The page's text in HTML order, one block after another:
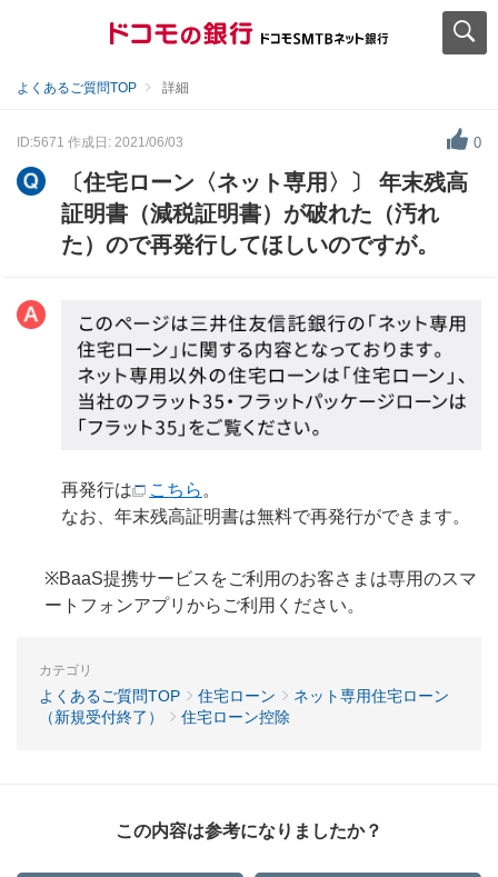
よくあるご質問TOP 詳細
ID:5671 作成日: 2021/06/03 0
〔住宅ローン〈ネット専用〉〕 年末残高
証明書（減税証明書）が破れた（汚れ
た）ので再発行してほしいのですが。
再発行は こちら 。
なお、年末残高証明書は無料で再発行ができます。
※BaaS提携サービスをご利用のお客さまは専用のスマ
ートフォンアプリからご利用ください。
カテゴリ
よくあるご質問TOP 住宅ローン
ネット専用住宅ローン
（新規受付終了）
住宅ローン控除
この内容は参考になりましたか？